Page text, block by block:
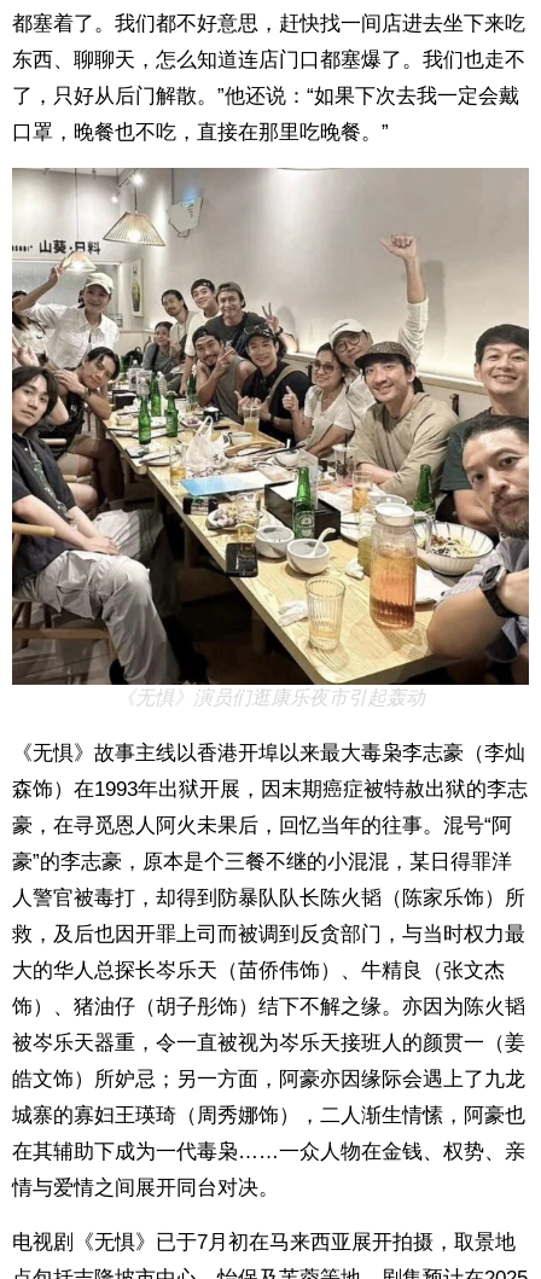
都塞着了。我们都不好意思，赶快找一间店进去坐下来吃
东西、聊聊天，怎么知道连店门口都塞爆了。我们也走不
了，只好从后门解散。”他还说：“如果下次去我一定会戴
口罩，晚餐也不吃，直接在那里吃晚餐。”
《无惧》演员们逛康乐夜市引起轰动
《无惧》故事主线以香港开埠以来最大毒枭李志豪（李灿
森饰）在1993年出狱开展，因末期癌症被特赦出狱的李志
豪，在寻觅恩人阿火未果后，回忆当年的往事。混号“阿
豪”的李志豪，原本是个三餐不继的小混混，某日得罪洋
人警官被毒打，却得到防暴队队长陈火韬（陈家乐饰）所
救，及后也因开罪上司而被调到反贪部门，与当时权力最
大的华人总探长岑乐天（苗侨伟饰）、牛精良（张文杰
饰）、猪油仔（胡子彤饰）结下不解之缘。亦因为陈火韬
被岑乐天器重，令一直被视为岑乐天接班人的颜贯一（姜
皓文饰）所妒忌；另一方面，阿豪亦因缘际会遇上了九龙
城寨的寡妇王瑛琦（周秀娜饰），二人渐生情愫，阿豪也
在其辅助下成为一代毒枭……一众人物在金钱、权势、亲
情与爱情之间展开同台对决。
电视剧《无惧》已于7月初在马来西亚展开拍摄，取景地